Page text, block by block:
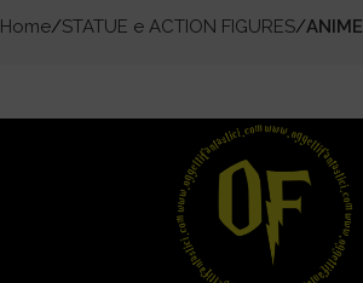
Home STATUE e ACTION FIGURES ANIME